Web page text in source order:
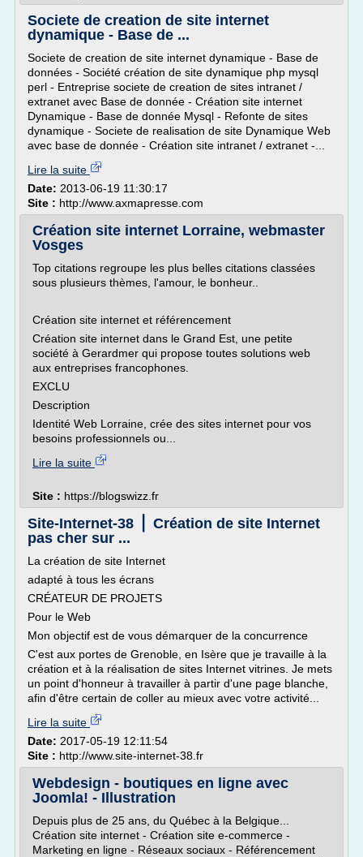
Societe de creation de site internet
dynamique - Base de ...
Societe de creation de site internet dynamique - Base de
données - Société création de site dynamique php mysql
perl - Entreprise societe de creation de sites intranet /
extranet avec Base de donnée - Création site internet
Dynamique - Base de donnée Mysql - Refonte de sites
dynamique - Societe de realisation de site Dynamique Web
avec base de donnée - Création site intranet / extranet -...
Lire la suite
Date: 2013-06-19 11:30:17
Site : http://www.axmapresse.com
Création site internet Lorraine, webmaster
Vosges
Top citations regroupe les plus belles citations classées
sous plusieurs thèmes, l'amour, le bonheur..
Création site internet et référencement
Création site internet dans le Grand Est, une petite
société à Gerardmer qui propose toutes solutions web
aux entreprises francophones.
EXCLU
Description
Identité Web Lorraine, crée des sites internet pour vos
besoins professionnels ou...
Lire la suite
Site : https://blogswizz.fr
Site-Internet-38 ⎪ Création de site Internet
pas cher sur ...
La création de site Internet
adapté à tous les écrans
CRÉATEUR DE PROJETS
Pour le Web
Mon objectif est de vous démarquer de la concurrence
C'est aux portes de Grenoble, en Isère que je travaille à la
création et à la réalisation de sites Internet vitrines. Je mets
un point d'honneur à travailler à partir d'une page blanche,
afin d'être certain de coller au mieux avec votre activité...
Lire la suite
Date: 2017-05-19 12:11:54
Site : http://www.site-internet-38.fr
Webdesign - boutiques en ligne avec
Joomla! - Illustration
Depuis plus de 25 ans, du Québec à la Belgique...
Création site internet - Création site e-commerce -
Marketing en ligne - Réseaux sociaux - Référencement